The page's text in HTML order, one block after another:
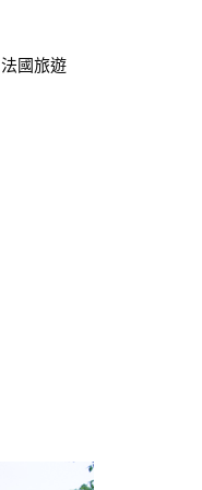
法國旅遊